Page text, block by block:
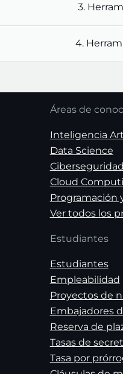
3.
4.
Áreas de
Inteligencia
Data Science
Ciberseguridad
Cloud
Programación
Ver todos los
Estudiantes
Estudiantes
Empleabilidad
Proyectos de
Embajadores
Reserva de
Tasas de
Tasa por